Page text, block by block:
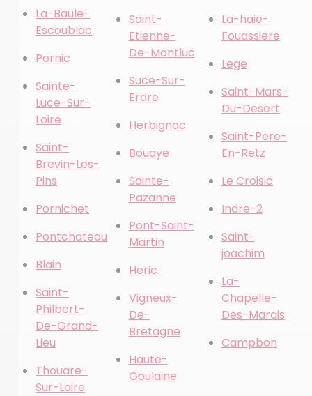
La-Baule-
Escoublac
Pornic
Sainte-
Luce-Sur-
Loire
Saint-
Brevin-Les-
Pins
Pornichet
Pontchateau
Blain
Saint-
Philbert-
De-Grand-
Lieu
Thouare-
Sur-Loire
Saint-
Etienne-
De-Montluc
Suce-Sur-
Erdre
Herbignac
Bouaye
Sainte-
Pazanne
Pont-Saint-
Martin
Heric
Vigneux-
De-
Bretagne
Haute-
Goulaine
La-haie-
Fouassiere
Lege
Saint-Mars-
Du-Desert
Saint-Pere-
En-Retz
Le Croisic
Indre-2
Saint-
joachim
La-
Chapelle-
Des-Marais
Campbon